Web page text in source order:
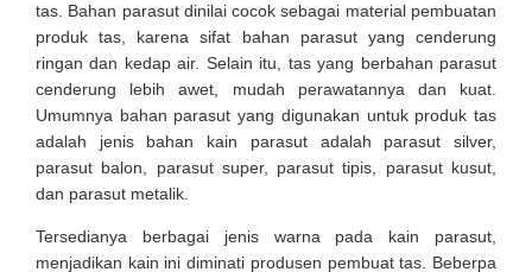
tas. Bahan parasut dinilai cocok sebagai material pembuatan
produk tas, karena sifat bahan parasut yang cenderung
ringan dan kedap air. Selain itu, tas yang berbahan parasut
cenderung lebih awet, mudah perawatannya dan kuat.
Umumnya bahan parasut yang digunakan untuk produk tas
adalah jenis bahan kain parasut adalah parasut silver,
parasut balon, parasut super, parasut tipis, parasut kusut,
dan parasut metalik.
Tersedianya berbagai jenis warna pada kain parasut,
menjadikan kain ini diminati produsen pembuat tas. Beberpa